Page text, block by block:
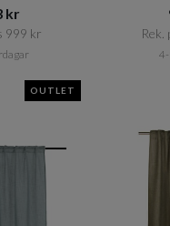
kr​​
999 kr​​
OUTLET